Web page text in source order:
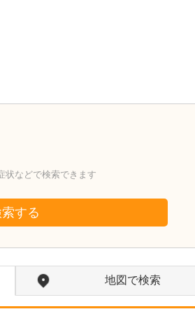
状などで検索できます
する
地図で検索
福岡県久留米市
おざさクリニック
小篠 洋之院長